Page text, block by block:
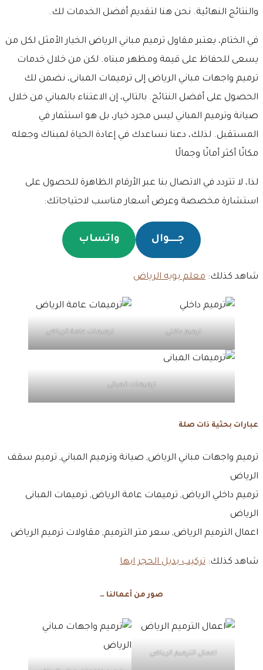
والنتائج النهائية. نحن هنا لتقديم أفضل الخدمات لك.
في الختام، يعتبر مقاول ترميم مباني الرياض الخيار الأمثل لكل من
يسعى للحفاظ على قيمة ومظهر مبناه. لكن من خلال خدمات
ترميم واجهات مباني الرياض إلى ترميمات المبانى، نضمن لك
الحصول على أفضل النتائج. بالتالي، إن الاعتناء بالمباني من خلال
صيانة وترميم المباني ليس مجرد خيار، بل هو استثمار في
المستقبل. لذلك، دعنا نساعدك في إعادة الحياة لمبناك وجعله
مكانًا أكثر أمانًا وجمالًا
لذا، لا تتردد في الاتصال بنا عبر الأرقام الظاهرة للحصول على
استشارة مخصصة وعرض أسعار مناسب لاحتياجاتك:
جـــــوال واتساب
شاهد كذلك: معلم بويه الرياض
ترميم داخلي ترميمات عامة الرياض
ترميمات المبانى
عبارات بحثية ذات صلة
ترميم واجهات مباني الرياض, صيانة وترميم المباني, ترميم سقف
الرياض
ترميم داخلي الرياض, ترميمات عامة الرياض, ترميمات المبانى
الرياض
اعمال الترميم الرياض, سعر متر الترميم, مقاولات ترميم الرياض
شاهد كذلك: تركيب بديل الحجر ابها
صور من أعمالنا …
اعمال الترميم الرياض